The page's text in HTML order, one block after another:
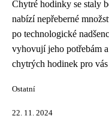
Chytré hodinky se staly
nabízí nepřeberné
po technologické
vyhovují jeho potřebám
chytrých hodinek pro
Ostatní
22. 11. 2024